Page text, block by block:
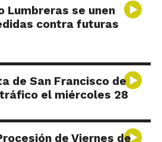
Lumbreras se unen
contra futuras
de San Francisco de
el miércoles 28
de Viernes de